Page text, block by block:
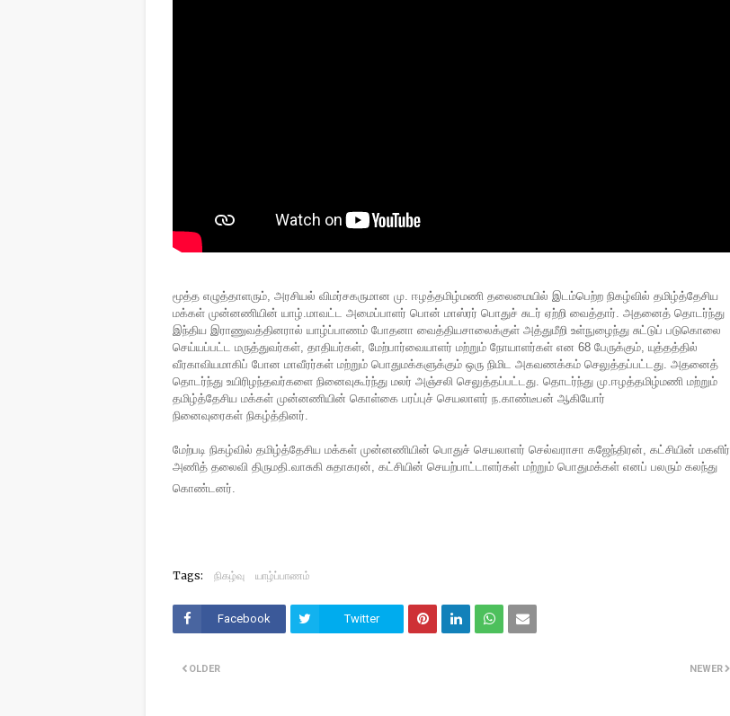
மூத்த எழுத்தாளரும், அரசியல் விமர்சகருமான மு. ஈழத்தமிழ்மணி தலைமையில் இடம்பெற்ற நிகழ்வில் தமிழ்த்தேசிய
மக்கள் முன்னணியின் யாழ்.மாவட்ட அமைப்பாளர் பொன் மாஸ்ரர் பொதுச் சுடர் ஏற்றி வைத்தார். அதனைத் தொடர்ந்து
இந்திய இராணுவத்தினரால் யாழ்ப்பாணம் போதனா வைத்தியசாலைக்குள் அத்துமீறி உள்நுழைந்து சுட்டுப் படுகொலை
செய்யப்பட்ட மருத்துவர்கள், தாதியர்கள், மேற்பார்வையாளர் மற்றும் நோயாளர்கள் என 68 பேருக்கும், யுத்தத்தில்
வீரகாவியமாகிப் போன மாவீரர்கள் மற்றும் பொதுமக்களுக்கும் ஒரு நிமிட அகவணக்கம் செலுத்தப்பட்டது. அதனைத்
தொடர்ந்து உயிரிழந்தவர்களை நினைவுகூர்ந்து மலர் அஞ்சலி செலுத்தப்பட்டது. தொடர்ந்து மு.ஈழத்தமிழ்மணி மற்றும்
தமிழ்த்தேசிய மக்கள் முன்னணியின் கொள்கை பரப்புச் செயலாளர் ந.காண்டீபன் ஆகியோர்
நினைவுரைகள் நிகழ்த்தினர்.
மேற்படி நிகழ்வில் தமிழ்த்தேசிய மக்கள் முன்னணியின் பொதுச் செயலாளர் செல்வராசா கஜேந்திரன், கட்சியின் மகளிர்
அணித் தலைவி திருமதி.வாசுகி சுதாகரன், கட்சியின் செயற்பாட்டாளர்கள் மற்றும் பொதுமக்கள் எனப் பலரும் கலந்து
கொண்டனர்.
Tags: நிகழ்வு யாழ்ப்பாணம்
Facebook Twitter
NEWER
OLDER